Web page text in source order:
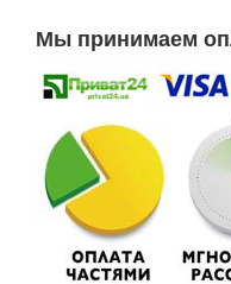
Мы принимаем